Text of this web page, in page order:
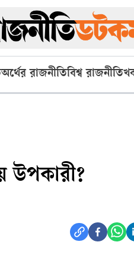
অর্থের রাজনীতিবিশ্ব রাজনীতি
উপকারী?